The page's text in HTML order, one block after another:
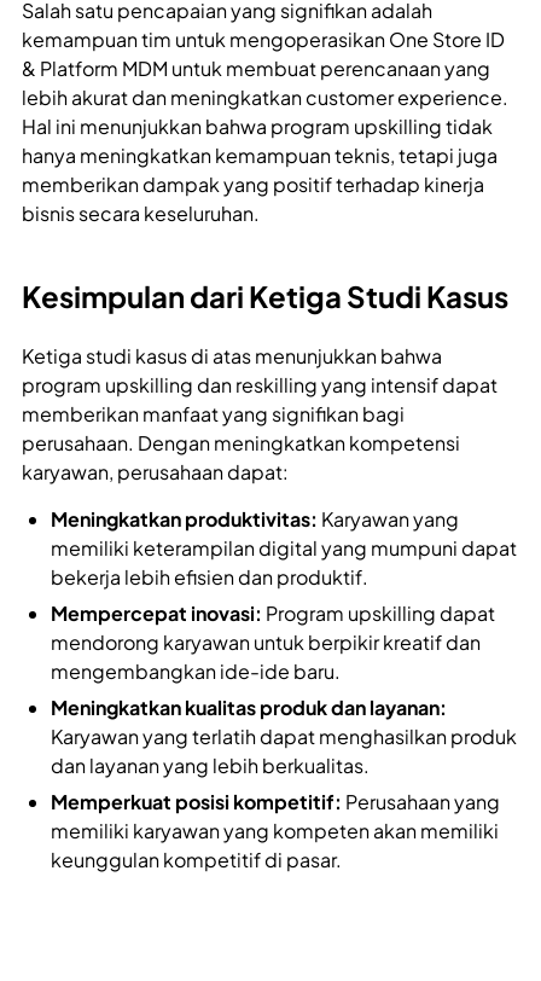
Salah satu pencapaian yang signifikan adalah
kemampuan tim untuk mengoperasikan One Store ID
& Platform MDM untuk membuat perencanaan yang
lebih akurat dan meningkatkan customer experience.
Hal ini menunjukkan bahwa program upskilling tidak
hanya meningkatkan kemampuan teknis, tetapi juga
memberikan dampak yang positif terhadap kinerja
bisnis secara keseluruhan.
Kesimpulan dari Ketiga Studi Kasus
Ketiga studi kasus di atas menunjukkan bahwa
program upskilling dan reskilling yang intensif dapat
memberikan manfaat yang signifikan bagi
perusahaan. Dengan meningkatkan kompetensi
karyawan, perusahaan dapat:
Meningkatkan produktivitas: Karyawan yang
memiliki keterampilan digital yang mumpuni dapat
bekerja lebih efisien dan produktif.
Mempercepat inovasi: Program upskilling dapat
mendorong karyawan untuk berpikir kreatif dan
mengembangkan ide-ide baru.
Meningkatkan kualitas produk dan layanan:
Karyawan yang terlatih dapat menghasilkan produk
dan layanan yang lebih berkualitas.
Memperkuat posisi kompetitif: Perusahaan yang
memiliki karyawan yang kompeten akan memiliki
keunggulan kompetitif di pasar.